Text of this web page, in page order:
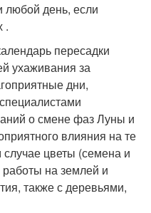
любой день, если
.
пересадки
ухаживания за
дни,
о смене фаз Луны и
влияния на те
цветы (семена и
работы на землей и
также с деревьями,